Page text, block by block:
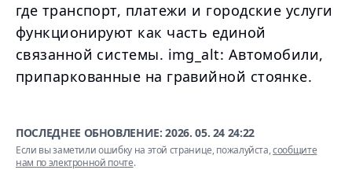
где транспорт, платежи и городские услуги
функционируют как часть единой
связанной системы. img_alt: Автомобили,
припаркованные на гравийной стоянке.
ПОСЛЕДНЕЕ ОБНОВЛЕНИЕ:2026. 05. 24 24:22
Если вы заметили ошибку на этой странице, пожалуйста,сообщите
нам по электронной почте.